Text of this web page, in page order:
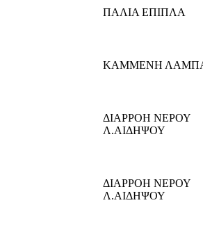
ΠΑΛΙΑ ΕΠΙΠΛΑ
ΚΑΜΜΕΝΗ
ΔΙΑΡΡΟΗ ΝΕΡΟΥ
Λ.ΑΙΔΗΨΟΥ
ΔΙΑΡΡΟΗ ΝΕΡΟΥ
Λ.ΑΙΔΗΨΟΥ